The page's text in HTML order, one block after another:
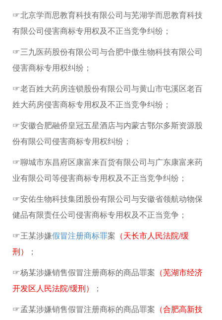
☞北京学而思教育科技有限公司与芜湖学而思教育科技
有限公司侵害商标专用权及不正当竞争纠纷；
☞三九医药股份有限公司与合肥中傲生物科技有限公司
侵害商标专用权纠纷；
☞老百姓大药房连锁股份有限公司与黄山市屯溪区老百
姓大药房侵害商标专用权及不正当竞争纠纷；
☞安徽合肥融侨皇冠五星酒店与内蒙古鄂尔多斯资源股
份有限公司侵害商标专用权纠纷；
☞聊城市东昌府区康富来百货有限公司与广东康富来药
业有限公司等侵害商标专用权及不正当竞争纠纷；
☞安佑生物科技集团股份有限公司与安徽省领航动物保
健品有限责任公司侵害商标专用权及不正当竞争；
☞王某涉嫌假冒注册商标罪案 （天长市人民法院/缓
刑）
；
☞杨某涉嫌销售假冒注册商标的商品罪案 （芜湖市经济
开发区人民法院/缓刑）
；
☞孟某涉嫌销售假冒注册商标的商品罪案 （合肥高新技